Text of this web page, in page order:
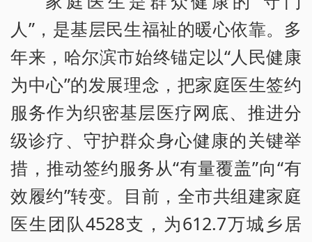
人”，是基层民生福祉的暖心依靠。多
年来，哈尔滨市始终锚定以“人民健康
为中心”的发展理念，把家庭医生签约
服务作为织密基层医疗网底、推进分
级诊疗、守护群众身心健康的关键举
措，推动签约服务从“有量覆盖”向“有
效履约”转变。目前，全市共组建家庭
医生团队4528支，为612.7万城乡居